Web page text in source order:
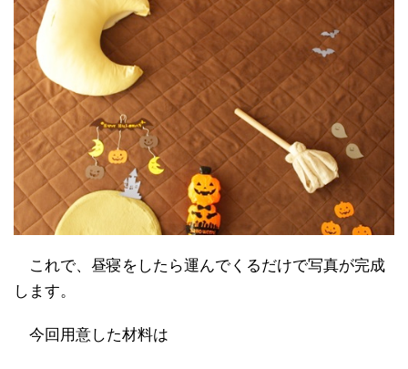
これで、昼寝をしたら運んでくるだけで写真が完成
します。
今回用意した材料は